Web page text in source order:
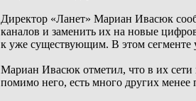
Директор «Ланет» Мариан Ивасюк
каналов и заменить их на новые
к уже существующим. В этом сегменте
Мариан Ивасюк отметил, что в их сети
помимо него, есть много других